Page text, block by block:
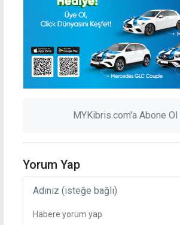
MYKibris.com'a Abone Ol
Yorum Yap